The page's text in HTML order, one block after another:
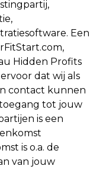
Een
Hidden Profits
dat wij als
contact kunnen
tot jouw
is een
is o.a. de
van jouw